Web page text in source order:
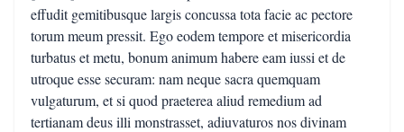
effudit gemitibusque largis concussa tota facie ac pectore
torum meum pressit. Ego eodem tempore et misericordia
turbatus et metu, bonum animum habere eam iussi et de
utroque esse securam: nam neque sacra quemquam
vulgaturum, et si quod praeterea aliud remedium ad
tertianam deus illi monstrasset, adiuvaturos nos divinam